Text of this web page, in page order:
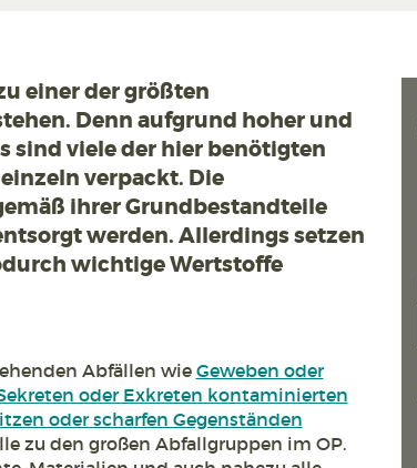
einer der größten
Denn aufgrund hoher und
sind viele der hier benötigten
verpackt. Die
ihrer Grundbestandteile
werden. Allerdings setzen
wichtige Wertstoffe
Abfällen wie Geweben oder
oder Exkreten kontaminierten
oder scharfen Gegenständen
zu den großen Abfallgruppen im OP.